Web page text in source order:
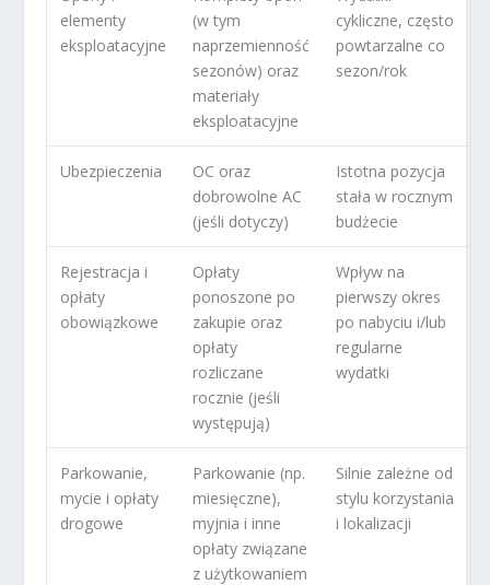
elementy
eksploatacyjne
(w tym
naprzemienność
sezonów) oraz
materiały
eksploatacyjne
cykliczne, często
powtarzalne co
sezon/rok
Ubezpieczenia
OC oraz
dobrowolne AC
(jeśli dotyczy)
Istotna pozycja
stała w rocznym
budżecie
Rejestracja i
opłaty
obowiązkowe
Opłaty
ponoszone po
zakupie oraz
opłaty
rozliczane
rocznie (jeśli
występują)
Wpływ na
pierwszy okres
po nabyciu i/lub
regularne
wydatki
Parkowanie,
mycie i opłaty
drogowe
Parkowanie (np.
miesięczne),
myjnia i inne
opłaty związane
z użytkowaniem
Silnie zależne od
stylu korzystania
i lokalizacji